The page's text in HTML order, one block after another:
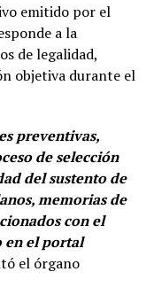
emitido por el
a la
de legalidad,
objetiva durante el
preventivas,
de selección
del sustento de
memorias de
con el
en el portal
el órgano